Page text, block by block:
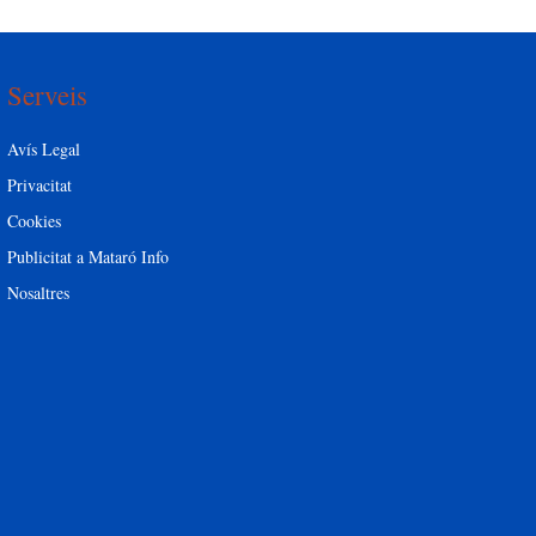
Serveis
Avís Legal
Privacitat
Cookies
Publicitat a Mataró Info
Nosaltres